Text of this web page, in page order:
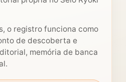
o registro funciona como
de descoberta e
memória de banca